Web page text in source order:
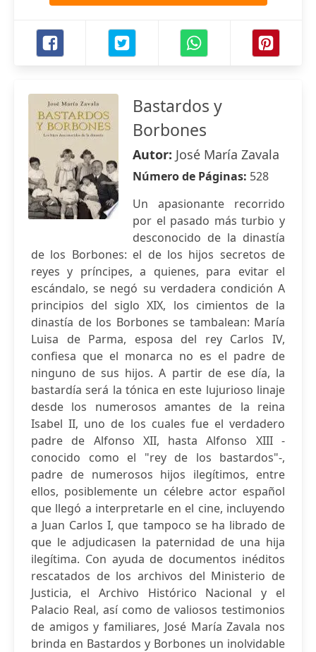
Bastardos y
Borbones
Autor: José María Zavala
Número de Páginas: 528
Un apasionante recorrido
por el pasado más turbio y
desconocido de la dinastía
de los Borbones: el de los hijos secretos de
reyes y príncipes, a quienes, para evitar el
escándalo, se negó su verdadera condición A
principios del siglo XIX, los cimientos de la
dinastía de los Borbones se tambalean: María
Luisa de Parma, esposa del rey Carlos IV,
confiesa que el monarca no es el padre de
ninguno de sus hijos. A partir de ese día, la
bastardía será la tónica en este lujurioso linaje
desde los numerosos amantes de la reina
Isabel II, uno de los cuales fue el verdadero
padre de Alfonso XII, hasta Alfonso XIII -
conocido como el "rey de los bastardos"-,
padre de numerosos hijos ilegítimos, entre
ellos, posiblemente un célebre actor español
que llegó a interpretarle en el cine, incluyendo
a Juan Carlos I, que tampoco se ha librado de
que le adjudicasen la paternidad de una hija
ilegítima. Con ayuda de documentos inéditos
rescatados de los archivos del Ministerio de
Justicia, el Archivo Histórico Nacional y el
Palacio Real, así como de valiosos testimonios
de amigos y familiares, José María Zavala nos
brinda en Bastardos y Borbones un inolvidable